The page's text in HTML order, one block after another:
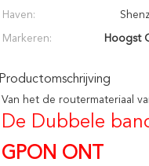
Haven:
Markeren: Hoogst
Productomschrijving
Van het de routermateriaal
De Dubbele
GPON ONT